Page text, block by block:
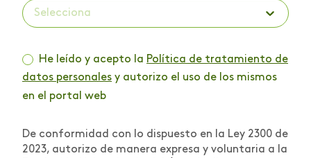
Selecciona
He leído y acepto la Política de tratamiento de
datos personales y autorizo el uso de los mismos
en el portal web
De conformidad con lo dispuesto en la Ley 2300 de
2023, autorizo de manera expresa y voluntaria a la